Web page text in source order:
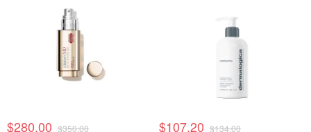
$280.00 $350.00 $107.20 $134.00